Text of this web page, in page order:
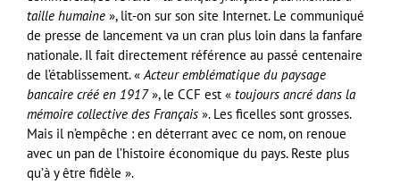
taille humaine », lit-on sur son site Internet. Le communiqué
de presse de lancement va un cran plus loin dans la fanfare
nationale. Il fait directement référence au passé centenaire
de l’établissement. «Acteur emblématique du paysage
bancaire créé en 1917», le CCF est « toujours ancré dans la
mémoire collective des Français ». Les ficelles sont grosses.
Mais il n’empêche : en déterrant avec ce nom, on renoue
avec un pan de l’histoire économique du pays. Reste plus
qu’à y être fidèle ».